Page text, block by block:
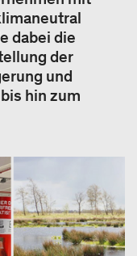
dabei die
der
und
hin zum